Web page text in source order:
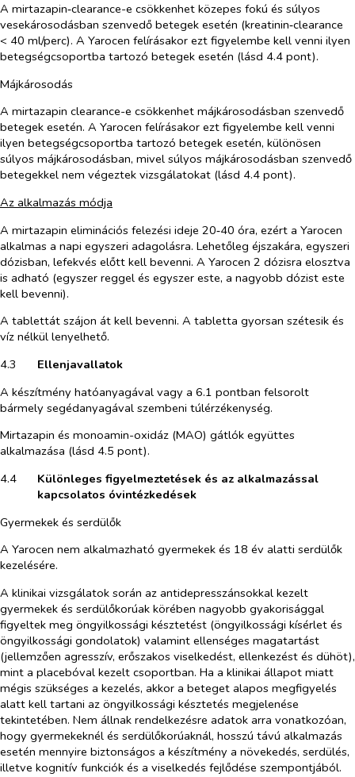
A mirtazapin‑clearance-e csökkenhet közepes fokú és súlyos
vesekárosodásban szenvedő betegek esetén (kreatinin‑clearance
< 40 ml/perc). A Yarocen felírásakor ezt figyelembe kell venni ilyen
betegségcsoportba tartozó betegek esetén (lásd 4.4 pont).
Májkárosodás
A mirtazapin clearance-e csökkenhet májkárosodásban szenvedő
betegek esetén. A Yarocen felírásakor ezt figyelembe kell venni
ilyen betegségcsoportba tartozó betegek esetén, különösen
súlyos májkárosodásban, mivel súlyos májkárosodásban szenvedő
betegekkel nem végeztek vizsgálatokat (lásd 4.4 pont).
Az alkalmazás módja
A mirtazapin eliminációs felezési ideje 20‑40 óra, ezért a Yarocen
alkalmas a napi egyszeri adagolásra. Lehetőleg éjszakára, egyszeri
dózisban, lefekvés előtt kell bevenni. A Yarocen 2 dózisra elosztva
is adható (egyszer reggel és egyszer este, a nagyobb dózist este
kell bevenni).
A tablettát szájon át kell bevenni. A tabletta gyorsan szétesik és
víz nélkül lenyelhető.
4.3​
Ellenjavallatok
A készítmény hatóanyagával vagy a 6.1 pontban felsorolt
bármely segédanyagával szembeni túlérzékenység.
Mirtazapin és monoamin-oxidáz (MAO) gátlók együttes
alkalmazása (lásd 4.5 pont).
4.4​
Különleges figyelmeztetések és az alkalmazással
kapcsolatos óvintézkedések
Gyermekek és serdülők
A Yarocen nem alkalmazható gyermekek és 18 év alatti serdülők
kezelésére.
A klinikai vizsgálatok során az antidepresszánsokkal kezelt
gyermekek és serdülőkorúak körében nagyobb gyakorisággal
figyeltek meg öngyilkossági késztetést (öngyilkossági kísérlet és
öngyilkossági gondolatok) valamint ellenséges magatartást
(jellemzően agresszív, erőszakos viselkedést, ellenkezést és dühöt),
mint a placebóval kezelt csoportban. Ha a klinikai állapot miatt
mégis szükséges a kezelés, akkor a beteget alapos megfigyelés
alatt kell tartani az öngyilkossági késztetés megjelenése
tekintetében. Nem állnak rendelkezésre adatok arra vonatkozóan,
hogy gyermekeknél és serdülőkorúaknál, hosszú távú alkalmazás
esetén mennyire biztonságos a készítmény a növekedés, serdülés,
illetve kognitív funkciók és a viselkedés fejlődése szempontjából.